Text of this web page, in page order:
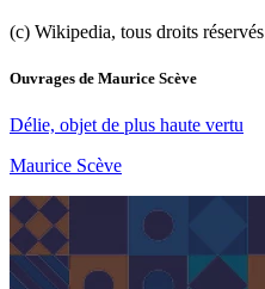
(c) Wikipedia, tous droits réservés
Ouvrages de Maurice Scève
Délie, objet de plus haute vertu
Maurice Scève